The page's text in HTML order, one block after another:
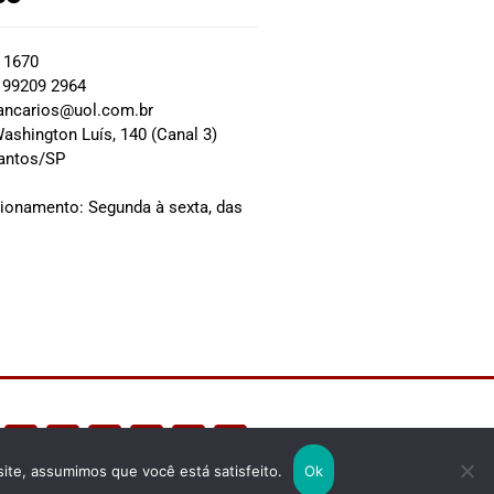
2964
Luís, 140 (Canal 3)
SP
Segunda à sexta, das
assumimos que você está satisfeito. Ok